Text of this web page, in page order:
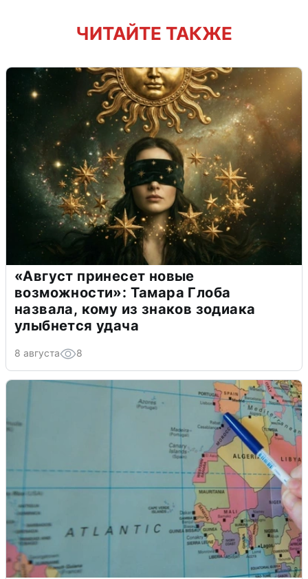
ЧИТАЙТЕ ТАКЖЕ
«Август принесет новые
возможности»: Тамара Глоба
назвала, кому из знаков зодиака
улыбнется удача
8 августа 8